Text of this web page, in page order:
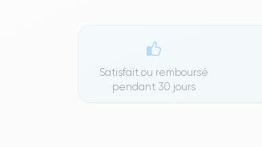
Satisfait ou remboursé
pendant 30 jours